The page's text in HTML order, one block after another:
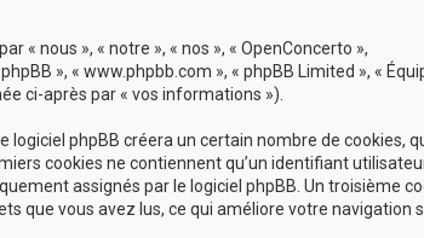
« nous », « notre », « nos », « OpenConcerto »,
», « www.phpbb.com », « phpBB Limited », «
ci-après par « vos informations »).
phpBB créera un certain nombre de cookies,
cookies ne contiennent qu’un identifiant
assignés par le logiciel phpBB. Un troisième
que vous avez lus, ce qui améliore votre navigation